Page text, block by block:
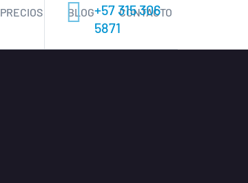
PRECIOS BLOG CONTACTO
+57 315 306
5871